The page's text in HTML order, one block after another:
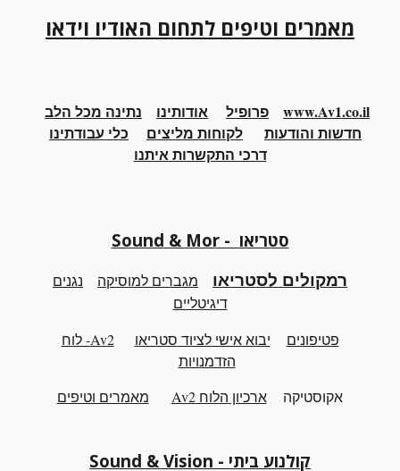
מאמרים וטיפים לתחום האודיו וידאו
www.Av1.co.il פרופיל אודותינו
נתינה מכל הלב
חדשות והודעות
לקוחות מליצים כלי עבודתינו
דרכי התקשרות איתנו
Sound & Mor - סטריאו
רמקולים לסטריאו מגברים למוסיקה
נגנים
דיגיטליים
פטיפונים יבוא אישי לציוד סטריאו
Av2- לוח
הזדמנויות
אקוסטיקהארכיון הלוח Av2 מאמרים וטיפים
קולנוע ביתי - Sound & Vision